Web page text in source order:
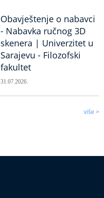
Obavještenje o nabavci
- Nabavka ručnog 3D
skenera | Univerzitet u
Sarajevu - Filozofski
fakultet
31.07.2026.
više >